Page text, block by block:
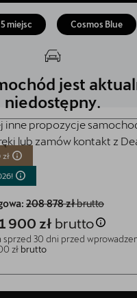
5 miejsc Cosmos Blue
jest
niedostępny.
inne propozycje
lub zamów kontakt z
208 878 złbrutto
900 zł brutto
sprzed 30 dni przed
zł brutto